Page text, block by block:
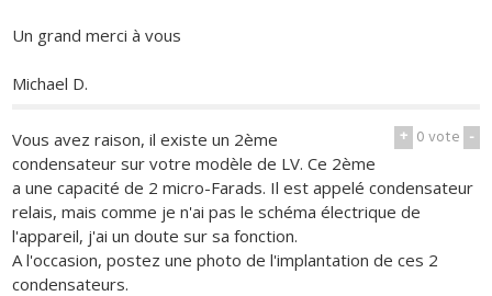
Un grand merci à vous
Michael D.
+ 0vote -
Vous avez raison, il existe un 2ème
condensateur sur votre modèle de LV. Ce 2ème
a une capacité de 2 micro-Farads. Il est appelé condensateur
relais, mais comme je n'ai pas le schéma électrique de
l'appareil, j'ai un doute sur sa fonction.
A l'occasion, postez une photo de l'implantation de ces 2
condensateurs.